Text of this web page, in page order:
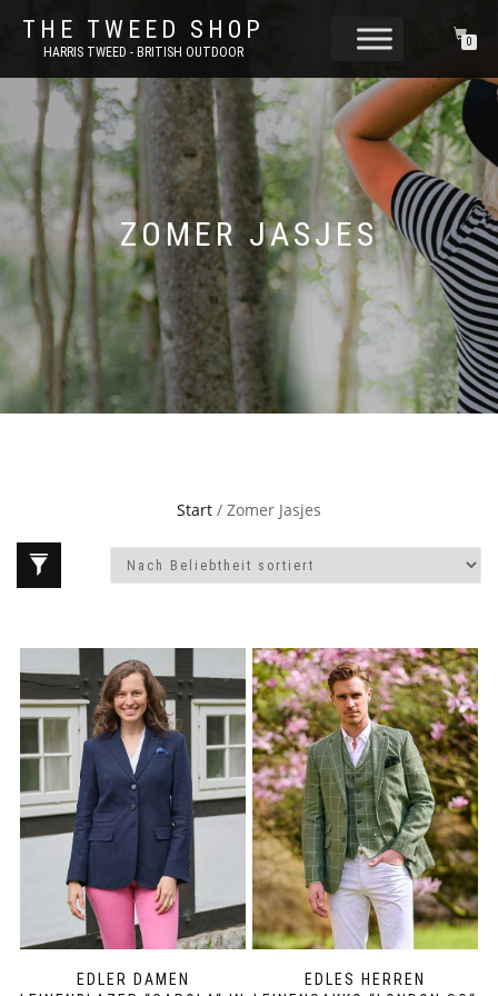
THE TWEED SHOP
HARRIS TWEED - BRITISH OUTDOOR
0
ZOMER JASJES
Start / Zomer Jasjes
EDLER DAMEN
EDLES HERREN